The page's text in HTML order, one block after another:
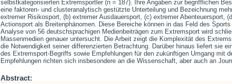
selbstkategorisierten Extremsportler (n = 187). Ihre Angaben zur begrifflichen
eine faktoren- und clusteranalytisch gestützte Unterteilung und Bezeichnung
extremer Risikosport, (b) extremer Ausdauersport, (c) extremer Abenteuersport,
Actionsport als Breitenphänomen. Diese Bereiche können in das Feld des
Analyse von 56 deutschsprachigen Medienbeiträgen zum Extremsport wird
Massenmedien genauer untersucht. Die Arbeit zeigt die Komplexität des
die Notwendigkeit seiner differenzierten Betrachtung. Darüber hinaus liefert sie
des Extremsport-Begriffs sowie Empfehlungen für den zukünftigen Umgang mit
Empfehlungen richten sich insbesondere an die Wissenschaft, aber auch an
Abstract: